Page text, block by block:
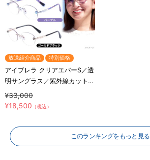
放送紹介商品 特別価格
アイブレラ クリアエバーS／透
明サングラス／紫外線カット＆
ブルーライトカット／目の健康
¥33,000
¥18,500 （税込）
このランキングをもっと見る